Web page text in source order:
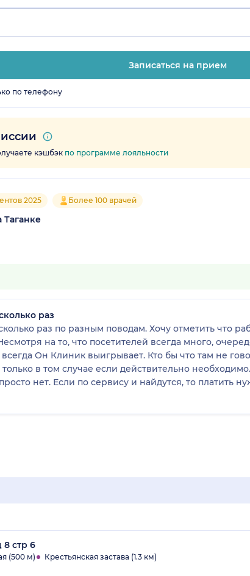
Записаться на прием
по телефону
кэшбэк по программе лояльности
2025 Более 100 врачей
раз
раз по разным поводам. Хочу отметить что
на то, что посетителей всегда много,
Он Клиник выигрывает. Кто бы что там не
только в том случае если действительно
нет. Если по сервису и найдутся, то платить
8 стр 6
(500 м) Крестьянская застава (1.3 км)